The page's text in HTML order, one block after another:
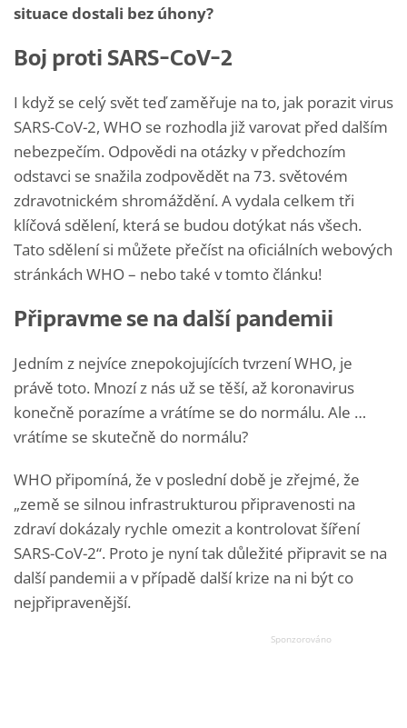
situace dostali bez úhony?
Boj proti SARS-CoV-2
I když se celý svět teď zaměřuje na to, jak porazit virus
SARS-CoV-2, WHO se rozhodla již varovat před dalším
nebezpečím. Odpovědi na otázky v předchozím
odstavci se snažila zodpovědět na 73. světovém
zdravotnickém shromáždění. A vydala celkem tři
klíčová sdělení, která se budou dotýkat nás všech.
Tato sdělení si můžete přečíst na oficiálních webových
stránkách WHO – nebo také v tomto článku!
Připravme se na další pandemii
Jedním z nejvíce znepokojujících tvrzení WHO, je
právě toto. Mnozí z nás už se těší, až koronavirus
konečně porazíme a vrátíme se do normálu. Ale …
vrátíme se skutečně do normálu?
WHO připomíná, že v poslední době je zřejmé, že
„země se silnou infrastrukturou připravenosti na
zdraví dokázaly rychle omezit a kontrolovat šíření
SARS-CoV-2“. Proto je nyní tak důležité připravit se na
další pandemii a v případě další krize na ni být co
nejpřipravenější.